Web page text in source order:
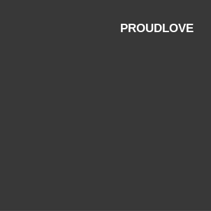
PROUDLOVE